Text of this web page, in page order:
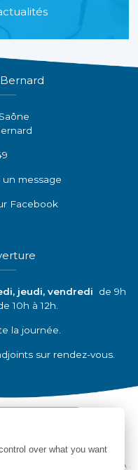
message
Facebook
jeudi, vendredi de 9h
10h à 12h.
la journée.
sur rendez-vous.
Déclaration de conformité RGAA
over what you want